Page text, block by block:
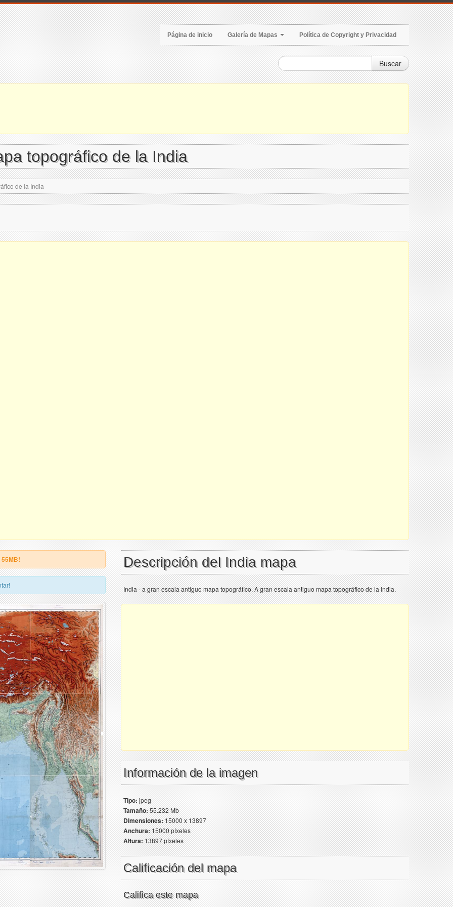
Página de inicio Galería de Mapas Política de Copyright y Privacidad
Buscar
topográfico de la India
de la India
Descripción del India mapa
India - a gran escala antiguo mapa topográfico. A gran escala antiguo mapa topográfico de la India.
Información de la imagen
Tipo:jpeg
Tamaño:55.232 Mb
Dimensiones:15000 x 13897
Anchura:15000 píxeles
Altura:13897 píxeles
Calificación del mapa
Califica este mapa